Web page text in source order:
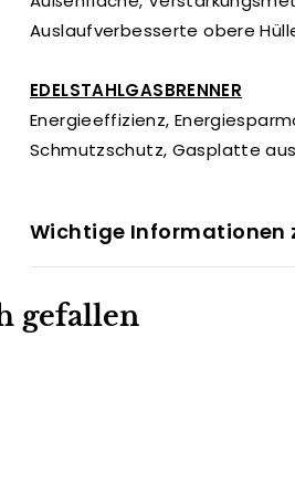
Auslaufverbesserte obere
EDELSTAHLGASBRENNER
Energieeffizienz,
Schmutzschutz, Gasplatte
Wichtige Informationen
gefallen